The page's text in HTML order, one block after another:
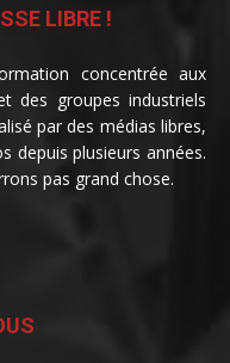
LIBRE !
concentrée aux
des groupes industriels
par des médias libres,
depuis plusieurs années.
pas grand chose.